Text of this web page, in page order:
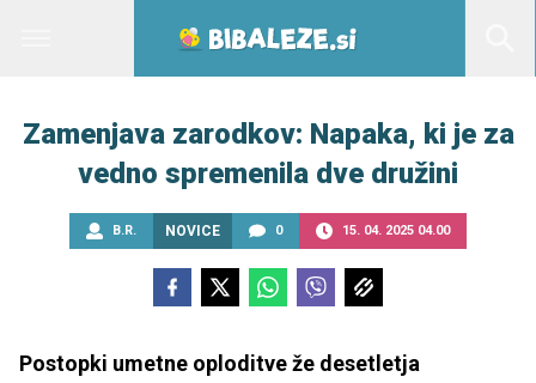
Zamenjava zarodkov: Napaka, ki je za
vedno spremenila dve družini
B.R. NOVICE 0 15. 04. 2025 04.00
Postopki umetne oploditve že desetletja